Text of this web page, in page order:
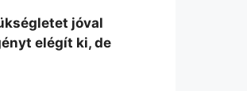
jóval
elégít ki, de